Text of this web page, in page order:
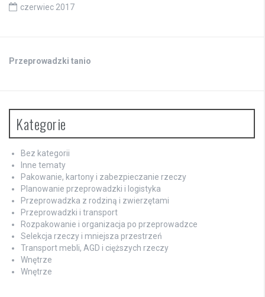
czerwiec 2017
Przeprowadzki tanio
Kategorie
Bez kategorii
Inne tematy
Pakowanie, kartony i zabezpieczanie rzeczy
Planowanie przeprowadzki i logistyka
Przeprowadzka z rodziną i zwierzętami
Przeprowadzki i transport
Rozpakowanie i organizacja po przeprowadzce
Selekcja rzeczy i mniejsza przestrzeń
Transport mebli, AGD i cięższych rzeczy
Wnętrze
Wnętrze